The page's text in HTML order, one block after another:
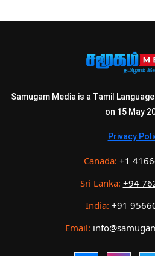
Samugam Media is a Tamil
on 15 May
Privacy
Canada: +1
Sri Lanka: +94
India: +91
Email: